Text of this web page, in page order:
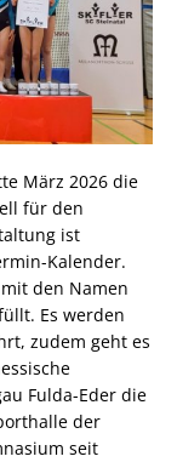
März 2026 die
für den
ist
Kalender.
den Namen
Es werden
zudem geht es
Fulda-Eder die
der
seit